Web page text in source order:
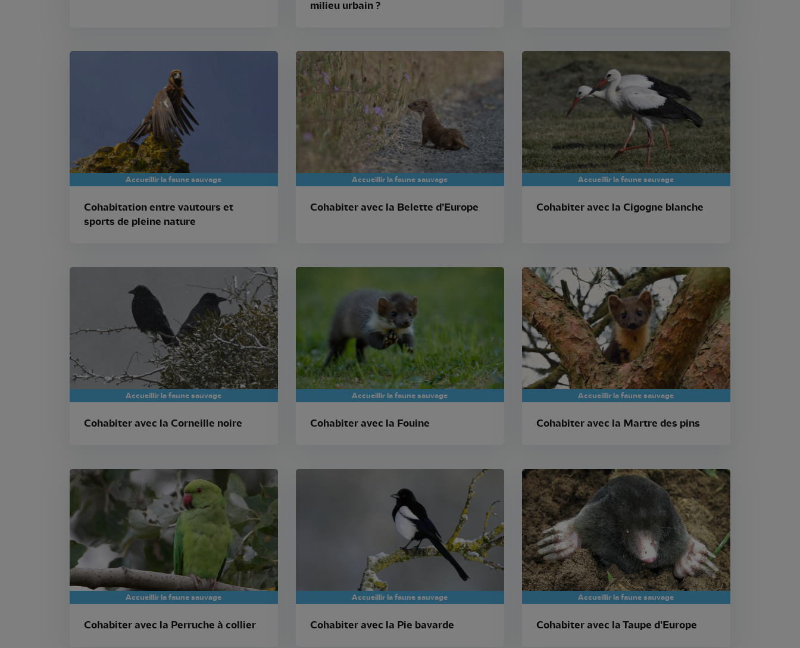
milieu urbain ?
Accueillir la faune sauvage
Cohabitation entre vautours et
sports de pleine nature
Accueillir la faune sauvage
Cohabiter avec la Belette d’Europe
Accueillir la faune sauvage
Cohabiter avec la Cigogne blanche
Accueillir la faune sauvage
Cohabiter avec la Corneille noire
Accueillir la faune sauvage
Cohabiter avec la Fouine
Accueillir la faune sauvage
Cohabiter avec la Martre des pins
Accueillir la faune sauvage
Cohabiter avec la Perruche à collier
Accueillir la faune sauvage
Cohabiter avec la Pie bavarde
Accueillir la faune sauvage
Cohabiter avec la Taupe d’Europe